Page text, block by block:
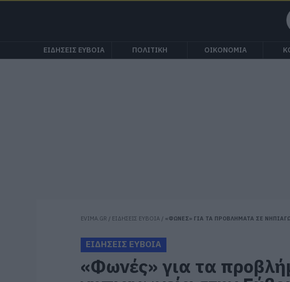
ΕΙΔΗΣΕΙΣ ΕΥΒΟΙΑ ΠΟΛΙΤΙΚΗ ΟΙΚΟΝΟΜΙΑ
EVIMA.GR / ΕΙΔΗΣΕΙΣ ΕΥΒΟΙΑ / «ΦΩΝΕΣ» ΓΙΑ ΤΑ ΠΡΟΒΛΗΜΑΤΑ ΣΕ
ΕΙΔΗΣΕΙΣ ΕΥΒΟΙΑ
«Φωνές» για τα